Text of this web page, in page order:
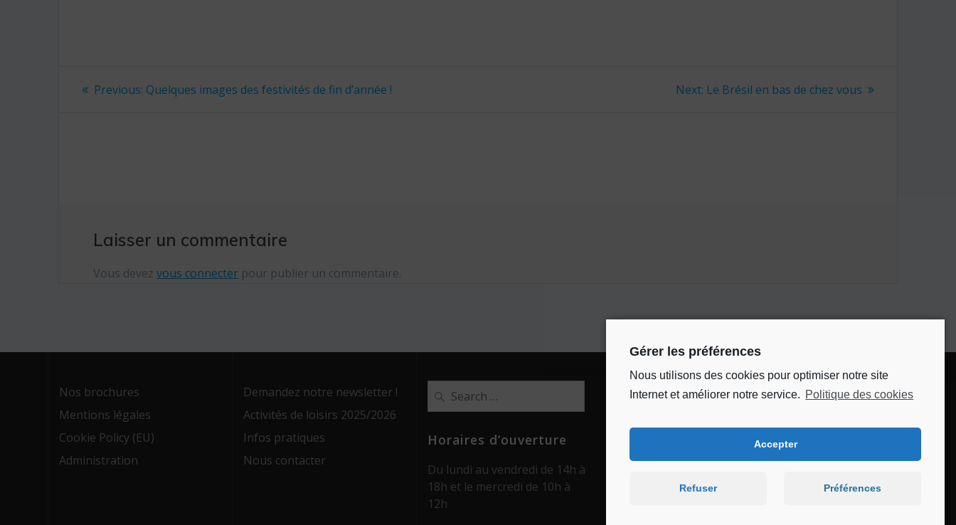
Navigation
Previous: Previous
Quelques images des festivités de fin d’année ! Next: Next
Le Brésil en bas de chez vous
Laisser un commentaire
Vous devezvous connecter pour publier un commentaire.
Nos brochures
Mentions légales
Cookie Policy (EU)
Administration
Demandez notre newsletter !
Activités de loisirs 2025/2026
Infos pratiques
Nous contacter
Search
Horaires d’ouverture
Du lundi au vendredi de 14h à
18h et le mercredi de 10h à
12h
Bienvenue au CSC
Château
WordPress and the
Mesmerize Theme
Gérer les préférences
Nous utilisons des cookies pour optimiser notre site
Internet et améliorer notre service. Politique des cookies
Accepter
Refuser Préférences